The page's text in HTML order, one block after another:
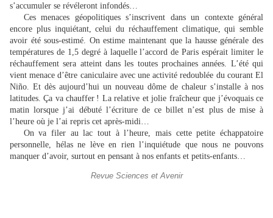
s’accumuler se révéleront infondés…
Ces menaces géopolitiques s’inscrivent dans un contexte général
encore plus inquiétant, celui du réchauffement climatique, qui semble
avoir été sous-estimé. On estime maintenant que la hausse générale des
températures de 1,5 degré à laquelle l’accord de Paris espérait limiter le
réchauffement sera atteint dans les toutes prochaines années. L’été qui
vient menace d’être caniculaire avec une activité redoublée du courant El
Niño. Et dès aujourd’hui un nouveau dôme de chaleur s’installe à nos
latitudes. Ça va chauffer ! La relative et jolie fraîcheur que j’évoquais ce
matin lorsque j’ai débuté l’écriture de ce billet n’est plus de mise à
l’heure où je l’ai repris cet après-midi…
On va filer au lac tout à l’heure, mais cette petite échappatoire
personnelle, hélas ne lève en rien l’inquiétude que nous ne pouvons
manquer d’avoir, surtout en pensant à nos enfants et petits-enfants…
Revue Sciences et Avenir